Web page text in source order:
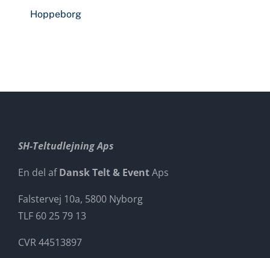
Hoppeborg
SH-Teltudlejning Aps
En del afDansk Telt & EventAps
Falstervej 10a, 5800 Nyborg
TLF 60 25 79 13
CVR 44513897